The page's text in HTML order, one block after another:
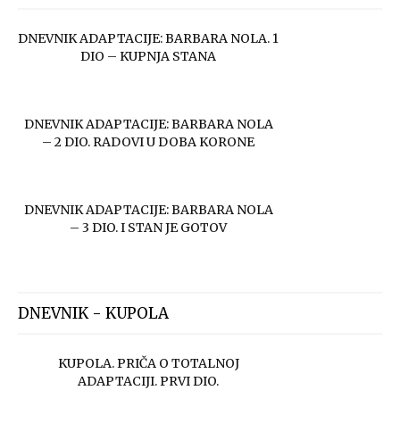
DNEVNIK ADAPTACIJE: BARBARA NOLA. 1
DIO – KUPNJA STANA
DNEVNIK ADAPTACIJE: BARBARA NOLA
– 2 DIO. RADOVI U DOBA KORONE
DNEVNIK ADAPTACIJE: BARBARA NOLA
– 3 DIO. I STAN JE GOTOV
DNEVNIK - KUPOLA
KUPOLA. PRIČA O TOTALNOJ
ADAPTACIJI. PRVI DIO.